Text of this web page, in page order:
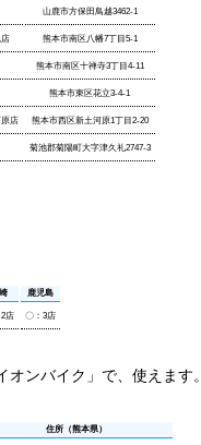
山鹿市方保田鳥越3462-1
熊本市南区八幡7丁目5-1
熊本市南区十禅寺3丁目4-11
熊本市東区花立3-4-1
店 熊本市西区新土河原1丁目2-20
菊池郡菊陽町大字津久礼2747-3
鹿児島
店 〇：3店
オンバイク」で、使えます。
住所（熊本県）